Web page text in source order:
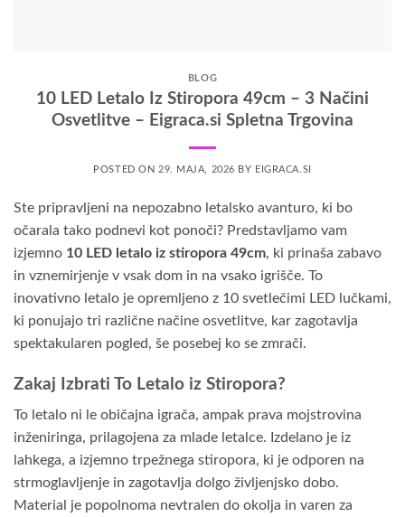
BLOG
10 LED Letalo Iz Stiropora 49cm – 3 Načini
Osvetlitve – Eigraca.si Spletna Trgovina
POSTED ON 29. MAJA, 2026 BY EIGRACA.SI
Ste pripravljeni na nepozabno letalsko avanturo, ki bo
očarala tako podnevi kot ponoči? Predstavljamo vam
izjemno 10 LED letalo iz stiropora 49cm, ki prinaša zabavo
in vznemirjenje v vsak dom in na vsako igrišče. To
inovativno letalo je opremljeno z 10 svetlečimi LED lučkami,
ki ponujajo tri različne načine osvetlitve, kar zagotavlja
spektakularen pogled, še posebej ko se zmrači.
Zakaj Izbrati To Letalo iz Stiropora?
To letalo ni le običajna igrača, ampak prava mojstrovina
inženiringa, prilagojena za mlade letalce. Izdelano je iz
lahkega, a izjemno trpežnega stiropora, ki je odporen na
strmoglavljenje in zagotavlja dolgo življenjsko dobo.
Material je popolnoma nevtralen do okolja in varen za